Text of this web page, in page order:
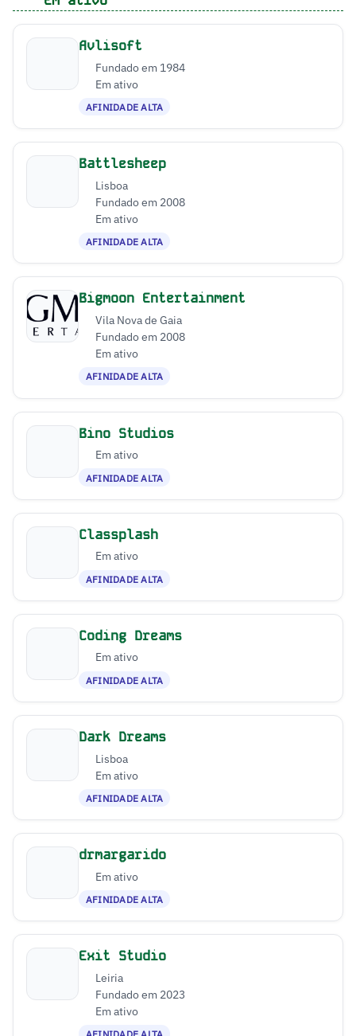
Avlisoft
Fundado em 1984
Em ativo
AFINIDADE ALTA
Battlesheep
Lisboa
Fundado em 2008
Em ativo
AFINIDADE ALTA
Bigmoon Entertainment
Vila Nova de Gaia
Fundado em 2008
Em ativo
AFINIDADE ALTA
Bino Studios
Em ativo
AFINIDADE ALTA
Classplash
Em ativo
AFINIDADE ALTA
Coding Dreams
Em ativo
AFINIDADE ALTA
Dark Dreams
Lisboa
Em ativo
AFINIDADE ALTA
drmargarido
Em ativo
AFINIDADE ALTA
Exit Studio
Leiria
Fundado em 2023
Em ativo